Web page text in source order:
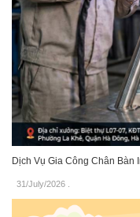
Dịch Vụ Gia Công Chân Bàn
31/July/2026